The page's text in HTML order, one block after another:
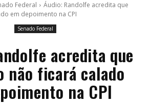
Federal
Áudio: Randolfe acredita que
em depoimento na CPI
Senado Federal
acredita que
não ficará calado
na CPI